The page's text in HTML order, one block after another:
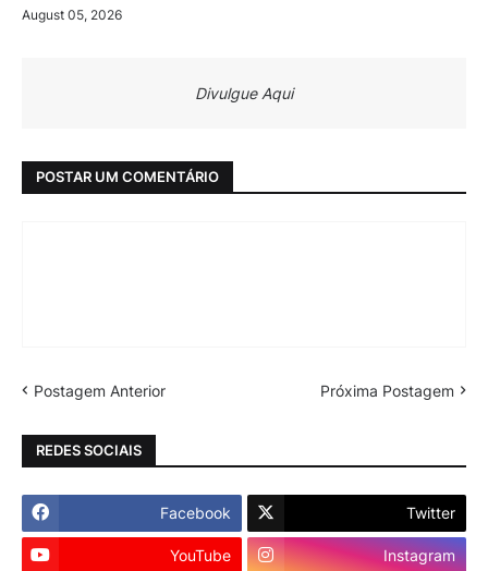
August 05, 2026
Divulgue Aqui
POSTAR UM COMENTÁRIO
Postagem Anterior Próxima Postagem
REDES SOCIAIS
Facebook Twitter
YouTube Instagram